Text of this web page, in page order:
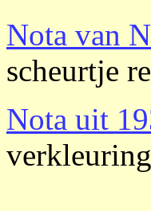
Nota van
scheurtje
Nota uit